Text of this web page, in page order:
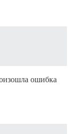
ошибка